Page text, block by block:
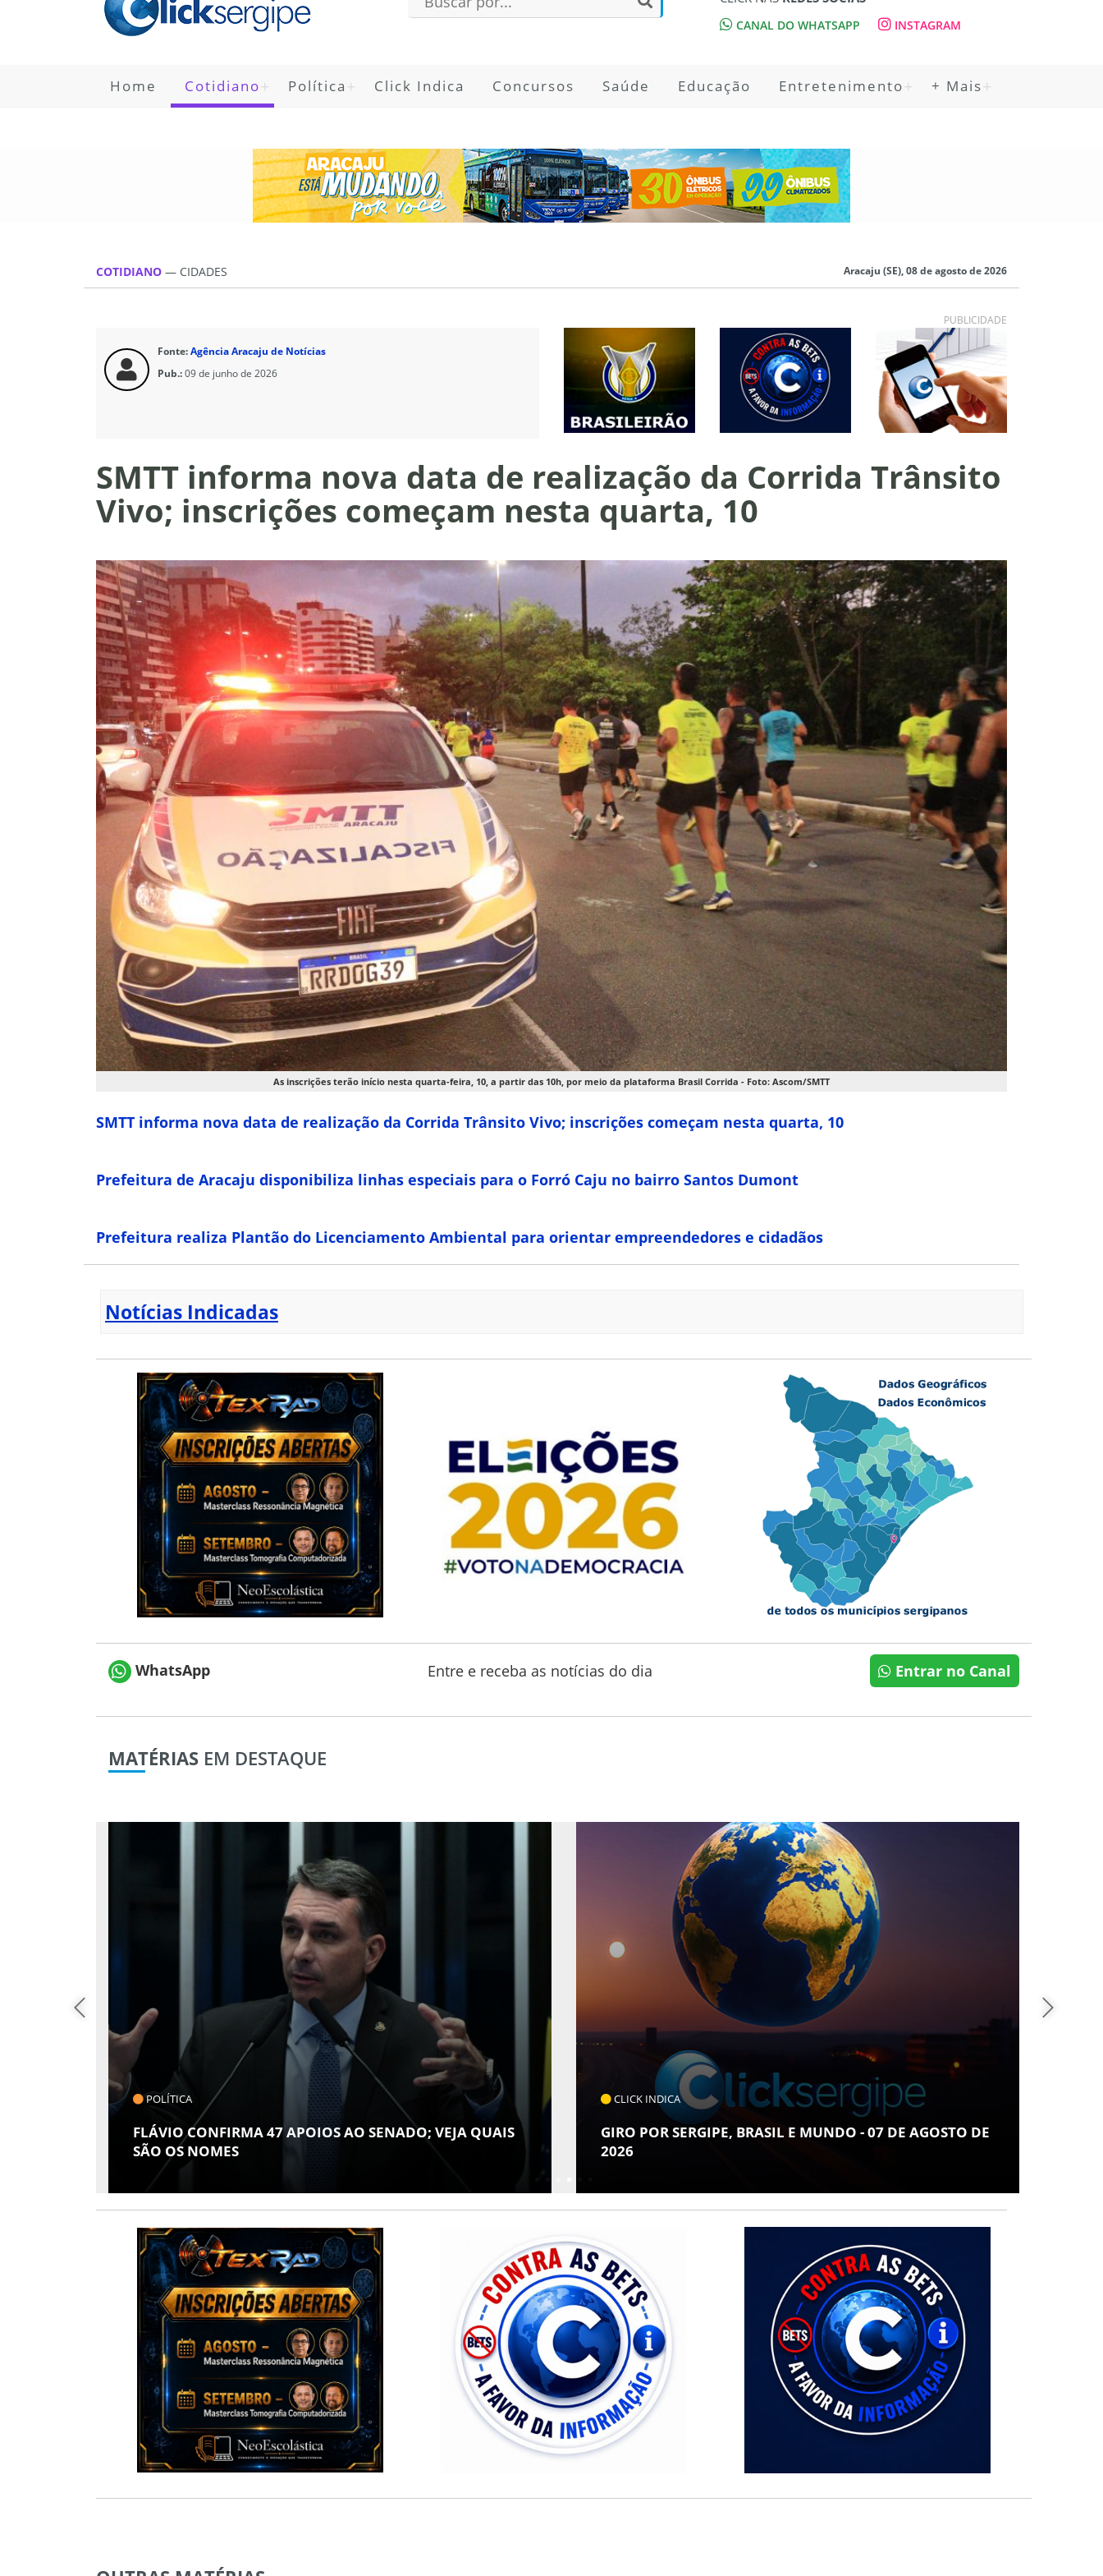
CANAL DO WHATSAPP INSTAGRAM
Home Cotidiano Política Click Indica Concursos Saúde Educação Entretenimento + Mais
COTIDIANO — CIDADES Aracaju (SE), 08 de agosto de 2026
PUBLICIDADE
Fonte:Agência Aracaju de Notícias
Pub.:09 de junho de 2026
SMTT informa nova data de realização da Corrida Trânsito
Vivo; inscrições começam nesta quarta, 10
As inscrições terão início nesta quarta-feira, 10, a partir das 10h, por meio da plataforma Brasil Corrida - Foto: Ascom/SMTT
SMTT informa nova data de realização da Corrida Trânsito Vivo; inscrições começam nesta quarta, 10
Prefeitura de Aracaju disponibiliza linhas especiais para o Forró Caju no bairro Santos Dumont
Prefeitura realiza Plantão do Licenciamento Ambiental para orientar empreendedores e cidadãos
Notícias Indicadas
WhatsApp Entre e receba as notícias do dia Entrar no Canal
MATÉRIAS EM DESTAQUE
AO SENADO; VEJA QUAIS
CLICK INDICA
GIRO POR SERGIPE, BRASIL E MUNDO - 07 DE AGOSTO DE
COTIDIANO
ARACAJU REGISTRA RECORDE NO IDEB E
LUGAR EM CRESCIMENTO ENTRE AS CAPITAIS DO